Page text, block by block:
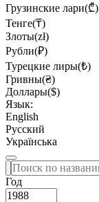
Грузинские лари(₾)
Тенге(₸)
Злоты(zł)
Рубли(₽)
Турецкие лиры(₺)
Гривны(₴)
Доллары($)
Язык:
English
Русский
Українська
Год